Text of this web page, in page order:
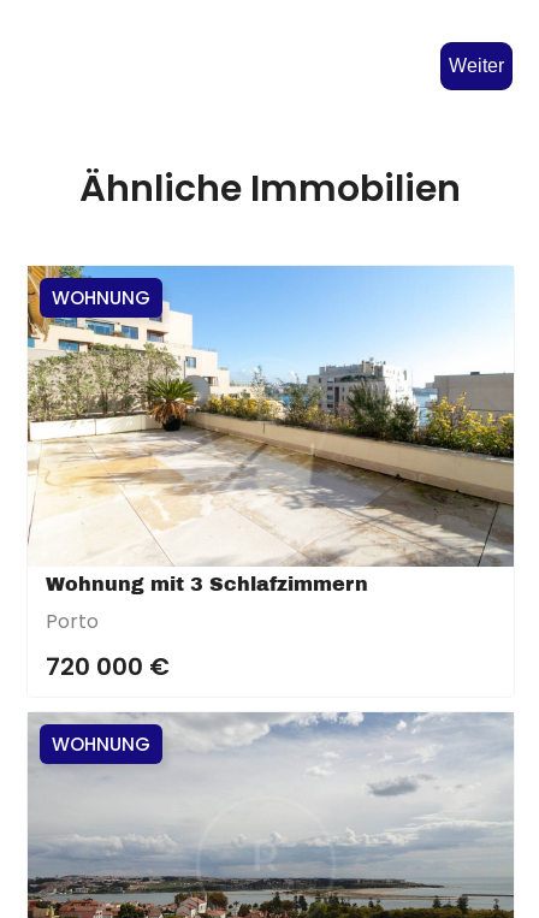
Weiter
Ähnliche Immobilien
WOHNUNG
Wohnung mit 3 Schlafzimmern
Porto
720 000 €
WOHNUNG